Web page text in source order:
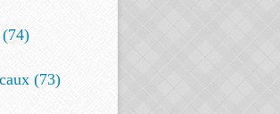
(73)